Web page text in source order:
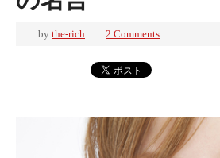
by the-rich 2 Comments